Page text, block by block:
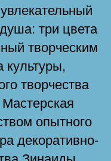
три цвета
творческим
культуры,
творчества
опытного
декоративно-